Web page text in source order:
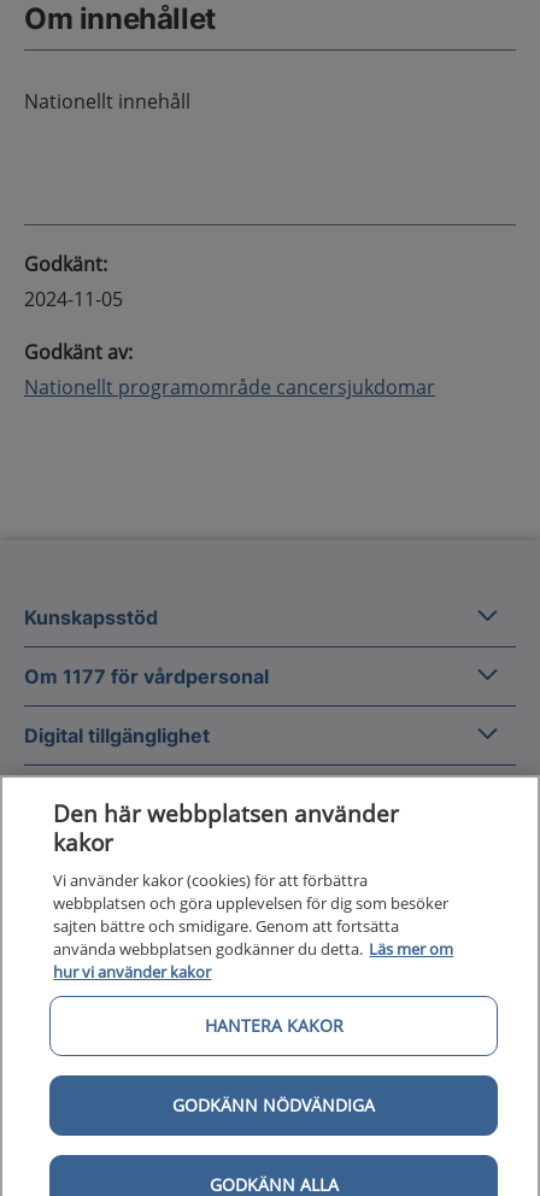
Om innehållet
Nationellt innehåll
Godkänt:
2024-11-05
Godkänt av:
Nationellt programområde cancersjukdomar
Kunskapsstöd
Om 1177 för vårdpersonal Om
Digital tillgänglighet Digital
Till startsidan för 1177 för
för vårdpersonal
1177 för vårdpersonal samlar information
och nationella kunskapsstöd och är en del av
Nationellt system för kunskapsstyrning
hälso- och sjukvård.
1177 för vårdpersonal drivs av Inera AB på
uppdrag av Sveriges regioner.
Den här webbplatsen använder
kakor
Vi använder kakor (cookies) för att förbättra
webbplatsen och göra upplevelsen för dig som besöker
sajten bättre och smidigare. Genom att fortsätta
använda webbplatsen godkänner du detta. Läs mer om
hur vi använder kakor
HANTERA KAKOR
GODKÄNN NÖDVÄNDIGA
GODKÄNN ALLA